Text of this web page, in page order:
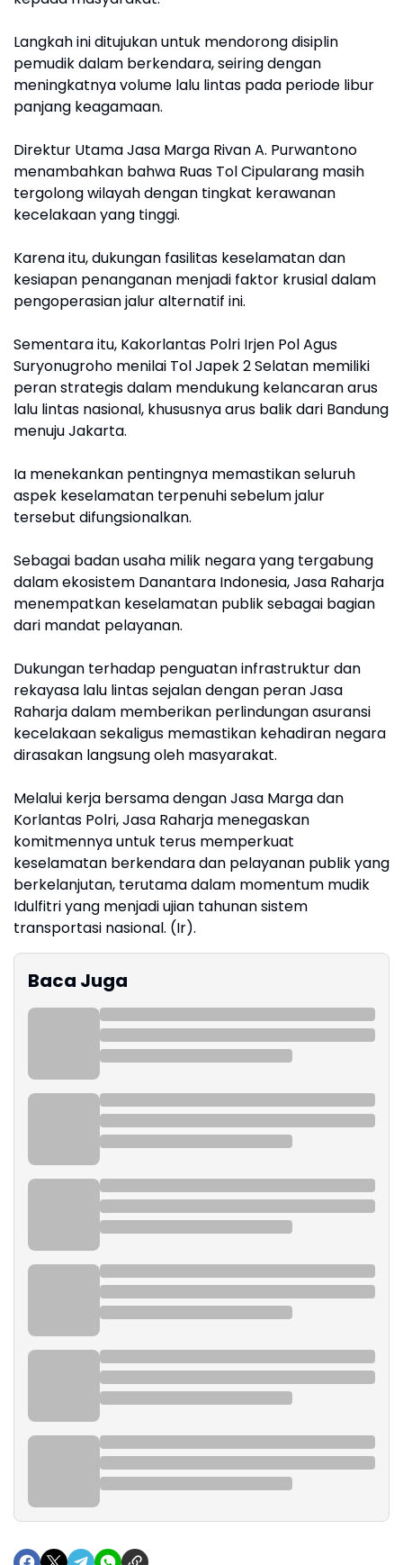
Langkah ini ditujukan untuk mendorong disiplin
pemudik dalam berkendara, seiring dengan
meningkatnya volume lalu lintas pada periode libur
panjang keagamaan.
Direktur Utama Jasa Marga Rivan A. Purwantono
menambahkan bahwa Ruas Tol Cipularang masih
tergolong wilayah dengan tingkat kerawanan
kecelakaan yang tinggi.
Karena itu, dukungan fasilitas keselamatan dan
kesiapan penanganan menjadi faktor krusial dalam
pengoperasian jalur alternatif ini.
Sementara itu, Kakorlantas Polri Irjen Pol Agus
Suryonugroho menilai Tol Japek 2 Selatan memiliki
peran strategis dalam mendukung kelancaran arus
lalu lintas nasional, khususnya arus balik dari Bandung
menuju Jakarta.
Ia menekankan pentingnya memastikan seluruh
aspek keselamatan terpenuhi sebelum jalur
tersebut difungsionalkan.
Sebagai badan usaha milik negara yang tergabung
dalam ekosistem Danantara Indonesia, Jasa Raharja
menempatkan keselamatan publik sebagai bagian
dari mandat pelayanan.
Dukungan terhadap penguatan infrastruktur dan
rekayasa lalu lintas sejalan dengan peran Jasa
Raharja dalam memberikan perlindungan asuransi
kecelakaan sekaligus memastikan kehadiran negara
dirasakan langsung oleh masyarakat.
Melalui kerja bersama dengan Jasa Marga dan
Korlantas Polri, Jasa Raharja menegaskan
komitmennya untuk terus memperkuat
keselamatan berkendara dan pelayanan publik yang
berkelanjutan, terutama dalam momentum mudik
Idulfitri yang menjadi ujian tahunan sistem
transportasi nasional. (Ir).
Baca Juga